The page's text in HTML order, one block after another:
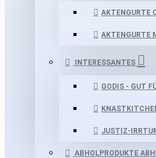
AKTENGURTE
AKTENGURTE
INTERESSANTES
GODIS - GUT
JUSTIZ-
ABHOLPRODUKTE